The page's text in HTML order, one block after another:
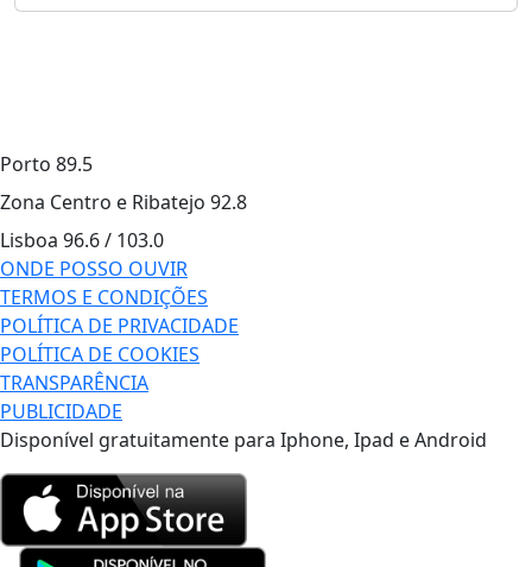
Porto 89.5
Zona Centro e Ribatejo 92.8
Lisboa 96.6 / 103.0
ONDE POSSO OUVIR
TERMOS E CONDIÇÕES
POLÍTICA DE PRIVACIDADE
POLÍTICA DE COOKIES
TRANSPARÊNCIA
PUBLICIDADE
Disponível gratuitamente para Iphone, Ipad e Android